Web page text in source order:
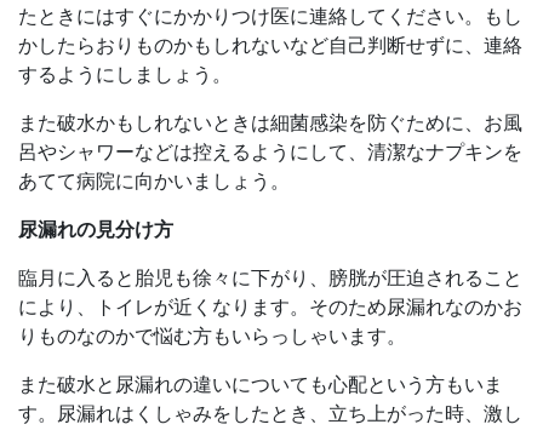
たときにはすぐにかかりつけ医に連絡してください。もし
かしたらおりものかもしれないなど自己判断せずに、連絡
するようにしましょう。
また破水かもしれないときは細菌感染を防ぐために、お風
呂やシャワーなどは控えるようにして、清潔なナプキンを
あてて病院に向かいましょう。
尿漏れの見分け方
臨月に入ると胎児も徐々に下がり、膀胱が圧迫されること
により、トイレが近くなります。そのため尿漏れなのかお
りものなのかで悩む方もいらっしゃいます。
また破水と尿漏れの違いについても心配という方もいま
す。尿漏れはくしゃみをしたとき、立ち上がった時、激し